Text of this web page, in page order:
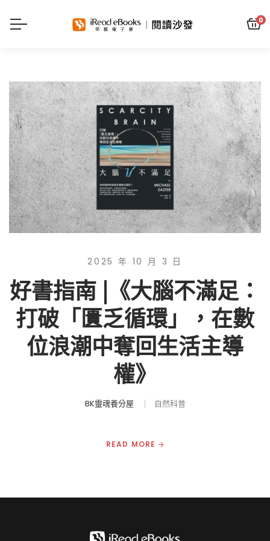
0
2025 年 10 月 3 日
好書指南 |《大腦不滿足：
打破「匱乏循環」，在數
位浪潮中奪回生活主導
權》
BK靈魂養分屋 自然科普
READ MORE